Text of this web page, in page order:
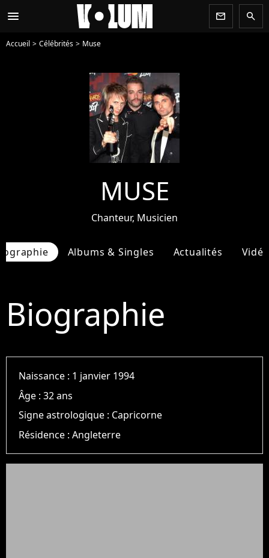
menu newsletter search
Accueil Célébrités Muse
MUSE
Chanteur, Musicien
Albums & Singles Actualités
Biographie
Naissance : 1 janvier 1994
Âge :32 ans
Signe astrologique : Capricorne
Résidence :Angleterre